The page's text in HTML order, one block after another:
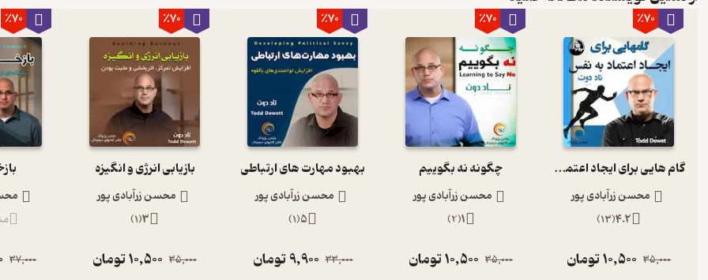
٪70
گام هایی برای ایجاد اعتماد به نفس
محسن زرآبادی پور
4.2
(
13
)
35,000
10,500تومان
٪70
چگونه نه بگوییم
محسن زرآبادی پور
1
(
2
)
35,000
10,500تومان
٪70
بهبود مهارت های ارتباطی
محسن زرآبادی پور
5
(
1
)
33,000
9,900تومان
٪70
بازیابی انرژی و انگیزه
محسن زرآبادی پور
3
(
1
)
35,000
10,500تومان
٪70
37,000